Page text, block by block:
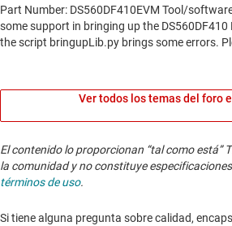
Ver todos los temas del foro
El contenido lo proporcionan “tal como está”
la comunidad y no constituye
términos de uso.
Si tiene alguna pregunta sobre calidad,